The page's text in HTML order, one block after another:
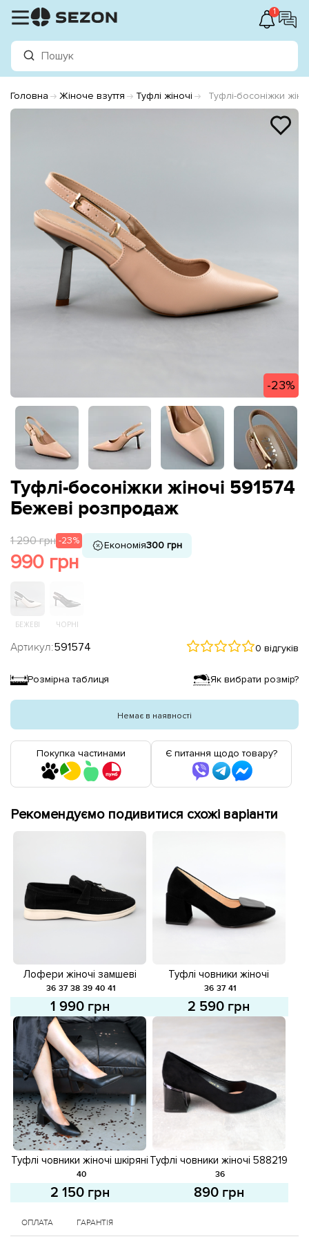
1
Головна Жіноче взуття Туфлі жіночі Туфлі-босоніжки
-23%
Туфлі-босоніжки жіночі 591574
Бежеві розпродаж
1 290 грн -23%
990 грн
Економія300 грн
БЕЖЕВІ ЧОРНІ
Артикул:591574 0 відгуків
Розмірна таблиця Як вибрати розмір?
Немає в наявності
Покупка частинами Є питання щодо товару?
Рекомендуємо подивитися схожі варіанти
Лофери жіночі замшеві
585379 Чорні
36 37 38 39 40 41
1 990 грн
Туфлі човники жіночі
замшеві 586634 Чорні
36 37 41
2 590 грн
Туфлі човники жіночі шкіряні
586635 Чорні
40
2 150 грн
Туфлі човники жіночі 588219
Чорні
36
890 грн
ОПЛАТА ГАРАНТІЯ